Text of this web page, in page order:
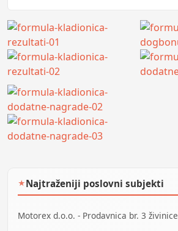
★Najtraženiji poslovni subjekti
Motorex d.o.o. - Prodavnica br. 3 živinice